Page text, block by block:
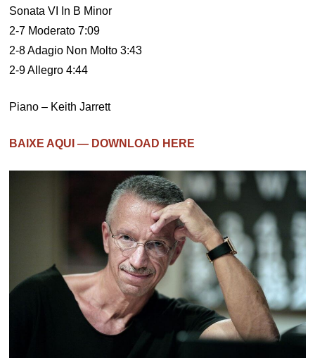
Sonata VI In B Minor
2-7 Moderato 7:09
2-8 Adagio Non Molto 3:43
2-9 Allegro 4:44
Piano – Keith Jarrett
BAIXE AQUI — DOWNLOAD HERE